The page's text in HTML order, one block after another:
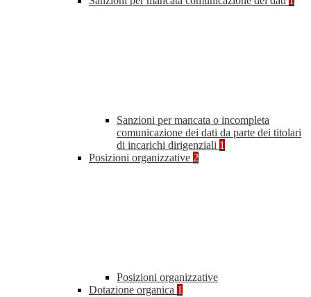
Sanzioni per mancata o incompleta
comunicazione dei dati da parte dei titolari
di incarichi dirigenziali 1
Posizioni organizzative 2
Posizioni organizzative
Dotazione organica 1